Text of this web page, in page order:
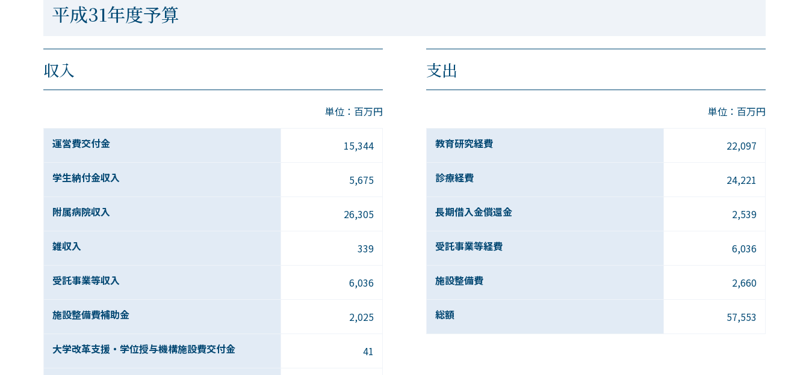
平成31年度予算
収入
単位：百万円
運営費交付金 15,344
学生納付金収入 5,675
附属病院収入 26,305
雑収入 339
受託事業等収入 6,036
施設整備費補助金 2,025
大学改革支援・学位授与機構施設費交付金 41
支出
単位：百万円
教育研究経費 22,097
診療経費 24,221
長期借入金償還金 2,539
受託事業等経費 6,036
施設整備費 2,660
総額 57,553